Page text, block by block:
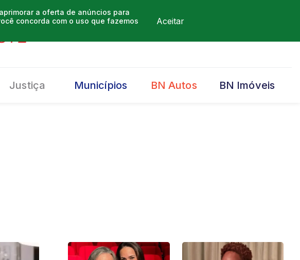
a oferta de anúncios para
concorda com o uso que fazemos
Aceitar
Justiça Municípios BN Autos BN Imóveis